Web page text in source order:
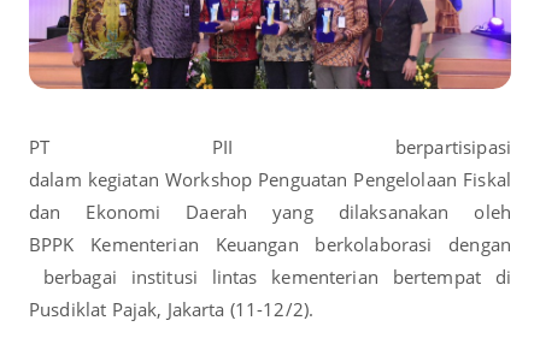
PT PII berpartisipasi
dalam kegiatan Workshop Penguatan Pengelolaan Fiskal
dan Ekonomi Daerah yang dilaksanakan oleh
BPPK Kementerian Keuangan berkolaborasi dengan
berbagai institusi lintas kementerian bertempat di
Pusdiklat Pajak, Jakarta (11-12/2).